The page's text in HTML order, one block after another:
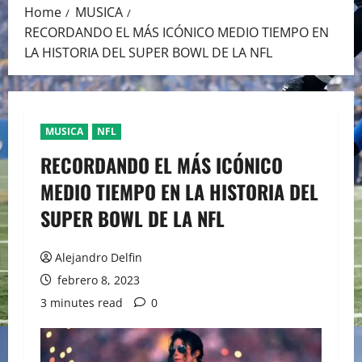
Home
MUSICA
RECORDANDO EL MÁS ICÓNICO MEDIO TIEMPO EN
LA HISTORIA DEL SUPER BOWL DE LA NFL
MUSICA NFL
RECORDANDO EL MÁS ICÓNICO
MEDIO TIEMPO EN LA HISTORIA DEL
SUPER BOWL DE LA NFL
Alejandro Delfin
febrero 8, 2023
3 minutes read
0